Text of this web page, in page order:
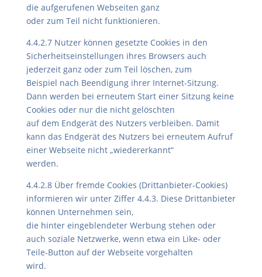
die aufgerufenen Webseiten ganz
oder zum Teil nicht funktionieren.
4.4.2.7 Nutzer können gesetzte Cookies in den
Sicherheitseinstellungen ihres Browsers auch
jederzeit ganz oder zum Teil löschen, zum
Beispiel nach Beendigung ihrer Internet-Sitzung.
Dann werden bei erneutem Start einer Sitzung keine
Cookies oder nur die nicht gelöschten
auf dem Endgerät des Nutzers verbleiben. Damit
kann das Endgerät des Nutzers bei erneutem Aufruf
einer Webseite nicht „wiedererkannt“
werden.
4.4.2.8 Über fremde Cookies (Drittanbieter-Cookies)
informieren wir unter Ziffer 4.4.3. Diese Drittanbieter
können Unternehmen sein,
die hinter eingeblendeter Werbung stehen oder
auch soziale Netzwerke, wenn etwa ein Like- oder
Teile-Button auf der Webseite vorgehalten
wird.